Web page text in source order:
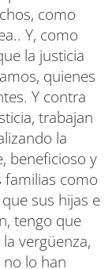
como
Y, como
la justicia
quienes
Y contra
trabajan
la
beneficioso y
familias como
sus hijas e
tengo que
vergüenza,
lo han